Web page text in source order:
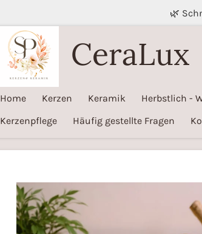
🌿
CeraLux
Home Kerzen Keramik Herbstlich -
Kerzenpflege
Häufig gestellte Fragen